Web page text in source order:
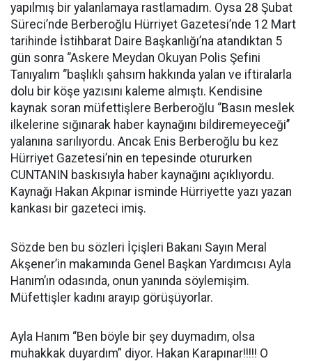
yapılmış bir yalanlamaya rastlamadım. Oysa 28 Şubat
Süreci’nde Berberoğlu Hürriyet Gazetesi’nde 12 Mart
tarihinde İstihbarat Daire Başkanlığı’na atandıktan 5
gün sonra ‘’Askere Meydan Okuyan Polis Şefini
Tanıyalım ‘’başlıklı şahsım hakkında yalan ve iftiralarla
dolu bir köşe yazısını kaleme almıştı. Kendisine
kaynak soran müfettişlere Berberoğlu ‘’Basın meslek
ilkelerine sığınarak haber kaynağını bildiremeyeceği’’
yalanına sarılıyordu. Ancak Enis Berberoğlu bu kez
Hürriyet Gazetesi’nin en tepesinde otururken
CUNTANIN baskısıyla haber kaynağını açıklıyordu.
Kaynağı Hakan Akpınar isminde Hürriyette yazı yazan
kankası bir gazeteci imiş.
Sözde ben bu sözleri İçişleri Bakanı Sayın Meral
Akşener’in makamında Genel Başkan Yardımcısı Ayla
Hanım’ın odasında, onun yanında söylemişim.
Müfettişler kadını arayıp görüşüyorlar.
Ayla Hanım “Ben böyle bir şey duymadım, olsa
muhakkak duyardım” diyor. Hakan Karapınar!!!!! O